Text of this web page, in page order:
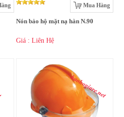
Mua Hàng
Nón bảo hộ mặt nạ hàn N.90
Giá : Liên Hệ